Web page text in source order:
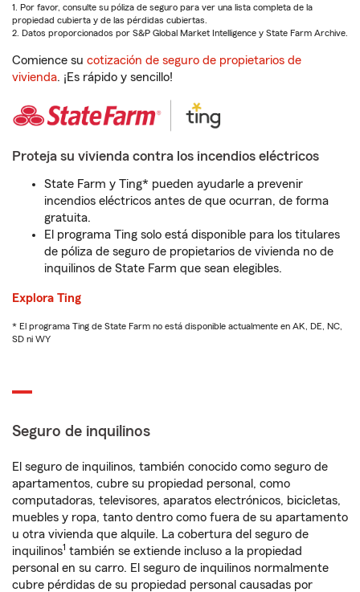
1. Por favor, consulte su póliza de seguro para ver una lista completa de la
propiedad cubierta y de las pérdidas cubiertas.
2. Datos proporcionados por S&P Global Market Intelligence y State Farm Archive.
Comience su cotización de seguro de propietarios de
vivienda. ¡Es rápido y sencillo!
Proteja su vivienda contra los incendios eléctricos
State Farm y Ting* pueden ayudarle a prevenir
incendios eléctricos antes de que ocurran, de forma
gratuita.
El programa Ting solo está disponible para los titulares
de póliza de seguro de propietarios de vivienda no de
inquilinos de State Farm que sean elegibles.
Explora Ting
* El programa Ting de State Farm no está disponible actualmente en AK, DE, NC,
SD ni WY
Seguro de inquilinos
El seguro de inquilinos, también conocido como seguro de
apartamentos, cubre su propiedad personal, como
computadoras, televisores, aparatos electrónicos, bicicletas,
muebles y ropa, tanto dentro como fuera de su apartamento
u otra vivienda que alquile. La cobertura del seguro de
inquilinos1 también se extiende incluso a la propiedad
personal en su carro. El seguro de inquilinos normalmente
cubre pérdidas de su propiedad personal causadas por